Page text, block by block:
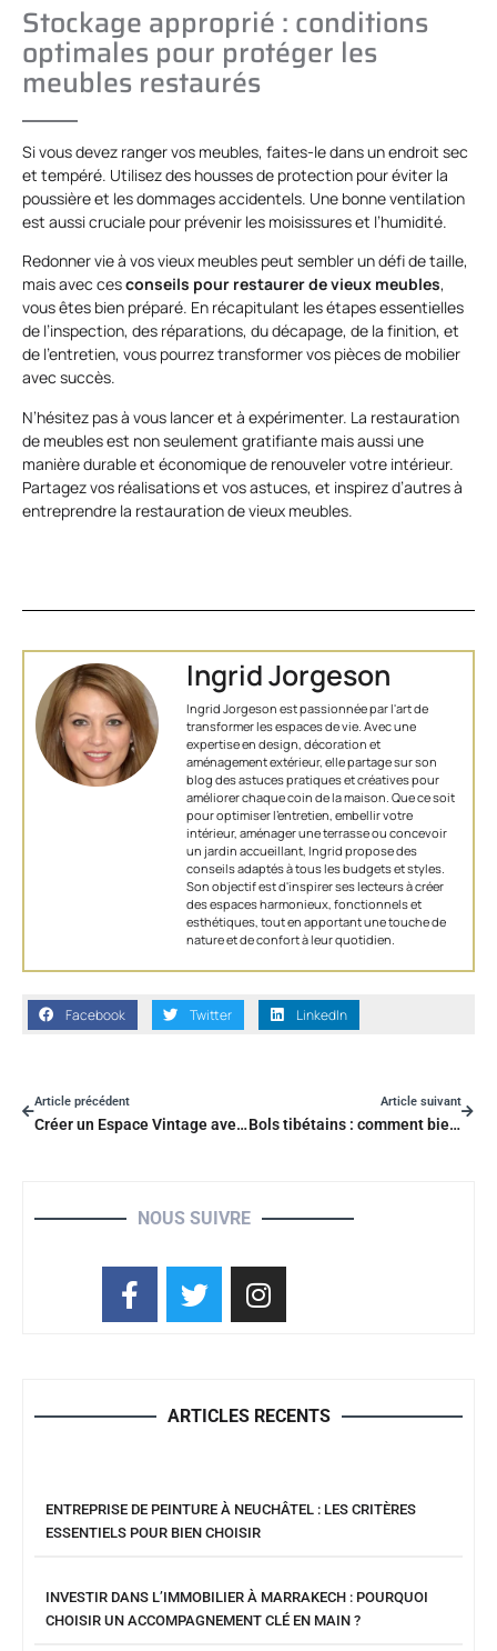
Stockage approprié : conditions
optimales pour protéger les
meubles restaurés
Si vous devez ranger vos meubles, faites-le dans un endroit sec
et tempéré. Utilisez des housses de protection pour éviter la
poussière et les dommages accidentels. Une bonne ventilation
est aussi cruciale pour prévenir les moisissures et l’humidité.
Redonner vie à vos vieux meubles peut sembler un défi de taille,
mais avec cesconseils pour restaurer de vieux meubles,
vous êtes bien préparé. En récapitulant les étapes essentielles
de l’inspection, des réparations, du décapage, de la finition, et
de l’entretien, vous pourrez transformer vos pièces de mobilier
avec succès.
N’hésitez pas à vous lancer et à expérimenter. La restauration
de meubles est non seulement gratifiante mais aussi une
manière durable et économique de renouveler votre intérieur.
Partagez vos réalisations et vos astuces, et inspirez d’autres à
entreprendre la restauration de vieux meubles.
Ingrid Jorgeson
Ingrid Jorgeson est passionnée par l'art de
transformer les espaces de vie. Avec une
expertise en design, décoration et
aménagement extérieur, elle partage sur son
blog des astuces pratiques et créatives pour
améliorer chaque coin de la maison. Que ce soit
pour optimiser l’entretien, embellir votre
intérieur, aménager une terrasse ou concevoir
un jardin accueillant, Ingrid propose des
conseils adaptés à tous les budgets et styles.
Son objectif est d'inspirer ses lecteurs à créer
des espaces harmonieux, fonctionnels et
esthétiques, tout en apportant une touche de
nature et de confort à leur quotidien.
Facebook Twitter LinkedIn
Article précédent
Créer un Espace Vintage avec un Salon de Jardin Rétro
Article suivant
Bols tibétains : comment bien choisir et utiliser votre instrument de méditation
NOUS SUIVRE
ARTICLES RECENTS
ENTREPRISE DE PEINTURE À NEUCHÂTEL : LES CRITÈRES
ESSENTIELS POUR BIEN CHOISIR
INVESTIR DANS L’IMMOBILIER À MARRAKECH : POURQUOI
CHOISIR UN ACCOMPAGNEMENT CLÉ EN MAIN ?